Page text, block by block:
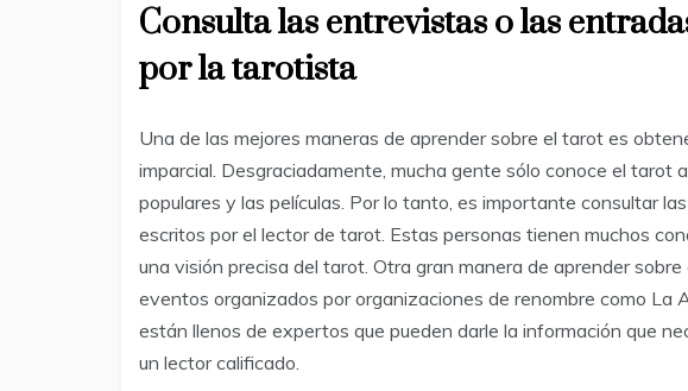
Consulta las entrevistas o las
por la tarotista
Una de las mejores maneras de aprender sobre el tarot es
imparcial. Desgraciadamente, mucha gente sólo conoce el tarot
populares y las películas. Por lo tanto, es importante consultar
escritos por el lector de tarot. Estas personas tienen muchos
una visión precisa del tarot. Otra gran manera de aprender
eventos organizados por organizaciones de renombre como La
están llenos de expertos que pueden darle la información que
un lector calificado.